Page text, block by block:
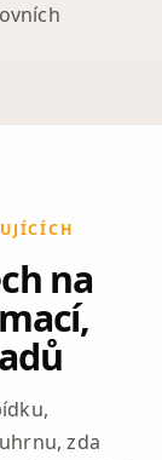
na
zda